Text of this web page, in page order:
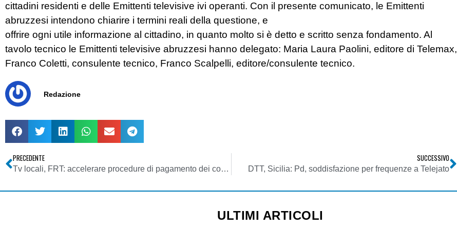
cittadini residenti e delle Emittenti televisive ivi operanti. Con il presente comunicato, le Emittenti
abruzzesi intendono chiarire i termini reali della questione, e
offrire ogni utile informazione al cittadino, in quanto molto si è detto e scritto senza fondamento. Al
tavolo tecnico le Emittenti televisive abruzzesi hanno delegato: Maria Laura Paolini, editore di Telemax,
Franco Coletti, consulente tecnico, Franco Scalpelli, editore/consulente tecnico.
Redazione
PRECEDENTE
Tv locali, FRT: accelerare procedure di pagamento dei contributi 448 per dare ossigeno alle emittenti
SUCCESSIVO
DTT, Sicilia: Pd, soddisfazione per frequenze a Telejato
ULTIMI ARTICOLI